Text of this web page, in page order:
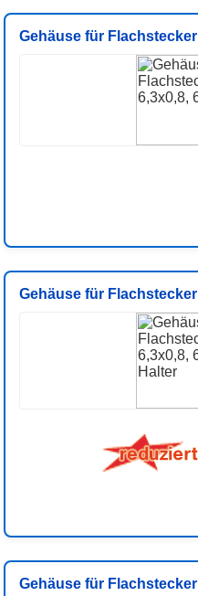
Gehäuse für
Gehäuse für
Gehäuse für